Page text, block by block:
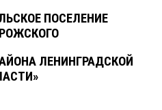
ПОСЕЛЕНИЕ
ЛЕНИНГРАДСКОЙ